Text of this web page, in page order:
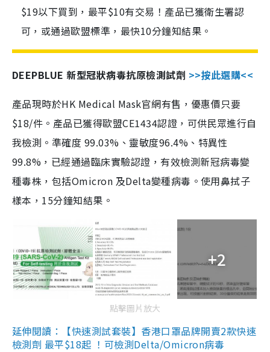
$19以下買到，最平$10有交易！產品已獲衛生署認
可，或通過歐盟標準，最快10分鐘知結果。
DEEPBLUE 新型冠狀病毒抗原檢測試劑 >>按此選購<<
產品現時於HK Medical Mask官網有售，優惠價只要
$18/件。產品已獲得歐盟CE1434認證，可供民眾進行自
我檢測。準確度 99.03%、靈敏度96.4%、特異性
99.8%，已經通過臨床實驗認證，有效檢測新冠病毒變
種毒株，包括Omicron 及Delta變種病毒。使用鼻拭子
樣本，15分鐘知結果。
+2
點擊圖片放大
延伸閱讀：【快速測試套裝】香港口罩品牌開賣2款快速
檢測劑 最平$18起 ！可檢測Delta/Omicron病毒